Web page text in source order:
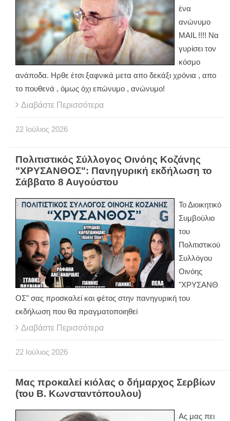
ένα
ανώνυμο
ΜΑΙL !!!! Να
γυρίσει τον
κόσμο
ανάποδα. Ηρθε έτσι ξαφνικά μετα απο δεκάξι χρόνια , απο
το πουθενά , όμως όχι επώνυμο , ανώνυμο!
Διαβάστε Περισσότερα
22 Ιούλιος 2026
Πολιτιστικός Σύλλογος Οινόης Κοζάνης
"ΧΡΥΣΑΝΘΟΣ": Πανηγυρική εκδήλωση το
Σάββατο 8 Αυγούστου
Το Διοικητικό
Συμβούλιο
του
Πολιτιστικού
Συλλόγου
Οινόης
"ΧΡΥΣΑΝΘ
ΟΣ" σας προσκαλεί και φέτος στην πανηγυρική του
εκδήλωση που θα πραγματοποιηθεί
Διαβάστε Περισσότερα
22 Ιούλιος 2026
Μας προκαλεί κιόλας ο δήμαρχος Σερβίων
(του Β. Κωνσταντόπουλου)
Ας μας πει